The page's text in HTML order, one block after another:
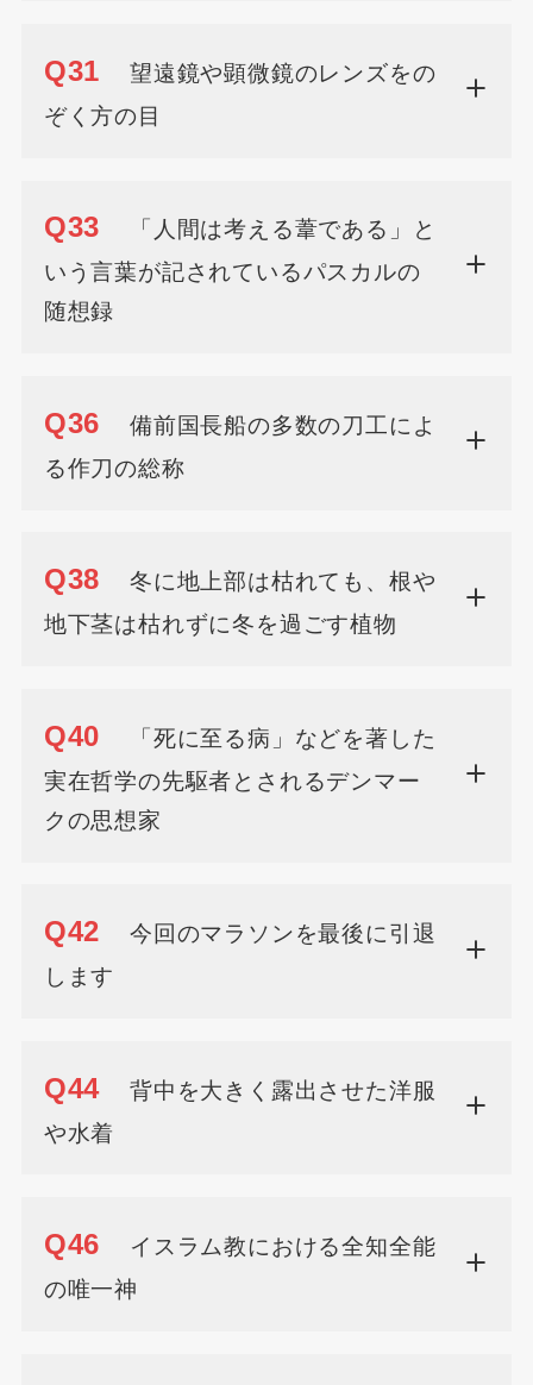
Q31
望遠鏡や顕微鏡のレンズをの
ぞく方の目
Q33
「人間は考える葦である」と
いう言葉が記されているパスカルの
随想録
Q36
備前国長船の多数の刀工によ
る作刀の総称
Q38
冬に地上部は枯れても、根や
地下茎は枯れずに冬を過ごす植物
Q40
「死に至る病」などを著した
実在哲学の先駆者とされるデンマー
クの思想家
Q42
今回のマラソンを最後に引退
します
Q44
背中を大きく露出させた洋服
や水着
Q46
イスラム教における全知全能
の唯一神